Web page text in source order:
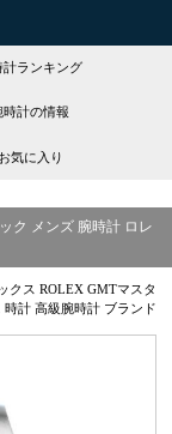
計ランキング
時計の情報
お気に入り
ク メンズ 腕時計 ロレ
クス ROLEX GMTマスタ
計 高級腕時計 ブランド